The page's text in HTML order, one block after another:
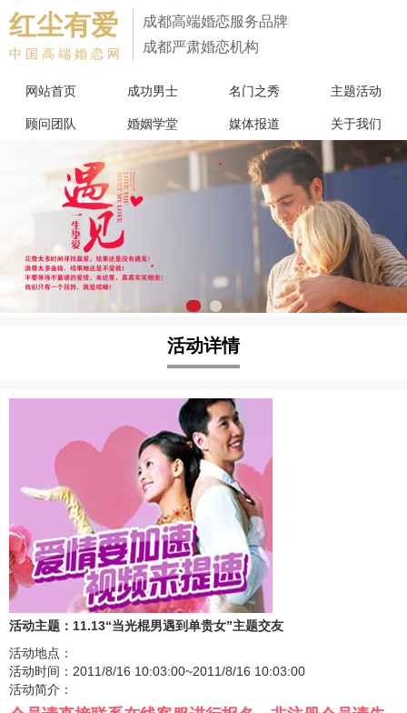
红尘有爱
中国高端婚恋网
成都高端婚恋服务品牌
成都严肃婚恋机构
网站首页 成功男士 名门之秀 主题活动
顾问团队 婚姻学堂 媒体报道 关于我们
活动详情
活动主题：11.13“当光棍男遇到单贵女”主题交友
活动地点：
活动时间：2011/8/16 10:03:00~2011/8/16 10:03:00
活动简介：